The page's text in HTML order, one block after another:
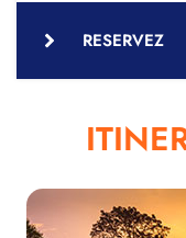
RESERVEZ